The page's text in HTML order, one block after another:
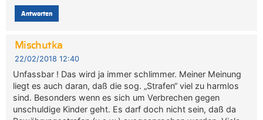
Antworten
Mischutka
22/02/2018 12:40
Unfassbar ! Das wird ja immer schlimmer. Meiner Meinung
liegt es auch daran, daß die sog. „Strafen“ viel zu harmlos
sind. Besonders wenn es sich um Verbrechen gegen
unschuldige Kinder geht. Es darf doch nicht sein, daß da